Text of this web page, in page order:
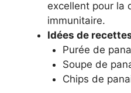
excellent pour la
immunitaire.
Idées de
Purée de
Soupe de
Chips de